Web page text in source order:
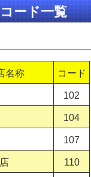
ード一覧
名称 コード
102
104
107
110